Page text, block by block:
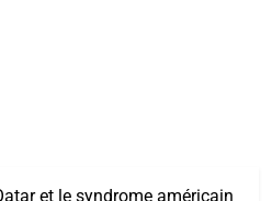
et le syndrome américain